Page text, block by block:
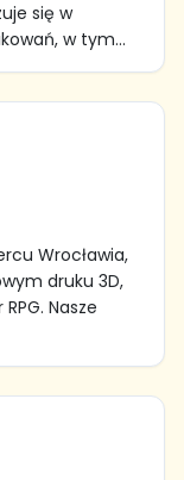
się w
w tym...
Wrocławia,
druku 3D,
Nasze